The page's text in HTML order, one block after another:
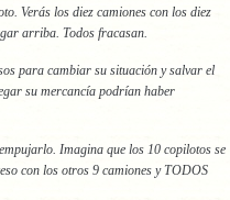
Verás los diez camiones con los diez
arriba. Todos fracasan.
para cambiar su situación y salvar el
su mercancía podrían haber
Imagina que los 10 copilotos se
con los otros 9 camiones y TODOS